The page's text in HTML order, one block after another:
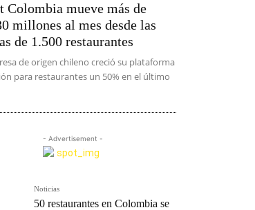
Colombia mueve más de
millones al mes desde las
de 1.500 restaurantes
de origen chileno creció su plataforma
para restaurantes un 50% en el último
- Advertisement -
Noticias
50 restaurantes en Colombia se